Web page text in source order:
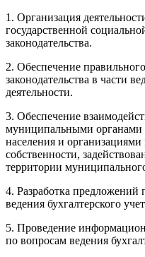
1. Организация
государственной
законодательства.
2. Обеспечение
законодательства в части
деятельности.
3. Обеспечение
муниципальными органами
населения и
собственности,
территории
4. Разработка
ведения бухгалтерского
5. Проведение
по вопросам ведения